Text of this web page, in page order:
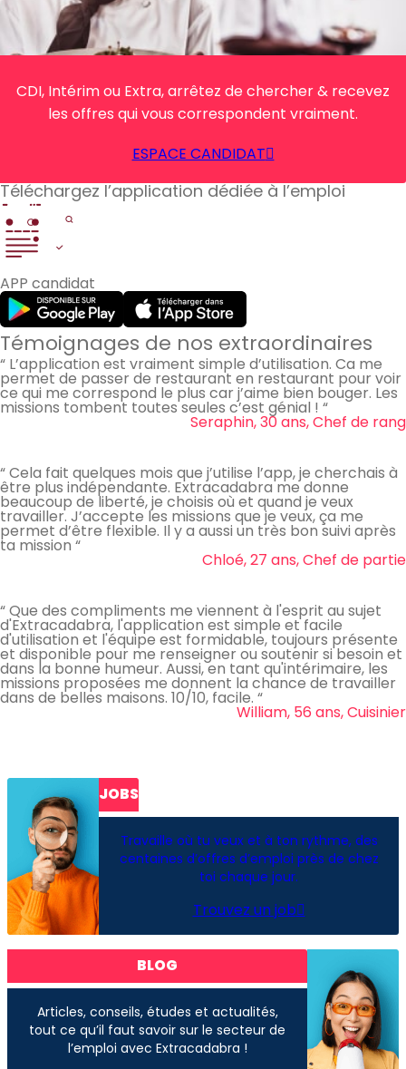
Téléchargez l’application dédiée à l’emploi
APP candidat
CDI, Intérim ou Extra, arrêtez de chercher & recevez
les offres qui vous correspondent vraiment.
ESPACE CANDIDAT
Témoignages de nos extraordinaires
“ L’application est vraiment simple d’utilisation. Ca me
permet de passer de restaurant en restaurant pour voir
ce qui me correspond le plus car j’aime bien bouger. Les
missions tombent toutes seules c’est génial ! “
Seraphin, 30 ans, Chef de rang
“ Cela fait quelques mois que j’utilise l’app, je cherchais à
être plus indépendante. Extracadabra me donne
beaucoup de liberté, je choisis où et quand je veux
travailler. J’accepte les missions que je veux, ça me
permet d’être flexible. Il y a aussi un très bon suivi après
ta mission “
Chloé, 27 ans, Chef de partie
“ Que des compliments me viennent à l'esprit au sujet
d'Extracadabra, l'application est simple et facile
d'utilisation et l'équipe est formidable, toujours présente
et disponible pour me renseigner ou soutenir si besoin et
dans la bonne humeur. Aussi, en tant qu'intérimaire, les
missions proposées me donnent la chance de travailler
dans de belles maisons. 10/10, facile. “
William, 56 ans, Cuisinier
JOBS
Travaille où tu veux et à ton rythme, des
centaines d’offres d’emploi près de chez
toi chaque jour.
Trouvez un job
BLOG
Articles, conseils, études et actualités,
tout ce qu’il faut savoir sur le secteur de
l’emploi avec Extracadabra !